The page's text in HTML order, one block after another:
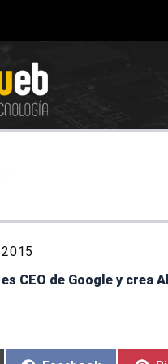
CEO de Google y crea
en
en
en
en